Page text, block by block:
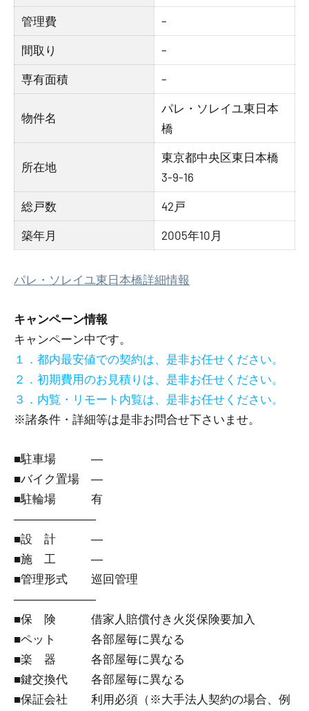
管理費 –
間取り –
専有面積 –
物件名
パレ・ソレイユ東日本
橋
所在地
東京都中央区東日本橋
3-9-16
総戸数 42戸
築年月 2005年10月
パレ・ソレイユ東日本橋詳細情報
キャンペーン情報
キャンペーン中です。
１．都内最安値での契約は、是非お任せください。
２．初期費用のお見積りは、是非お任せください。
３．内覧・リモート内覧は、是非お任せください。
※諸条件・詳細等は是非お問合せ下さいませ。
■駐車場 ―
■バイク置場 ―
■駐輪場 有
―――――――
■設 計 ―
■施 工 ―
■管理形式 巡回管理
―――――――
■保 険 借家人賠償付き火災保険要加入
■ペット 各部屋毎に異なる
■楽 器 各部屋毎に異なる
■鍵交換代 各部屋毎に異なる
■保証会社 利用必須（※大手法人契約の場合、例